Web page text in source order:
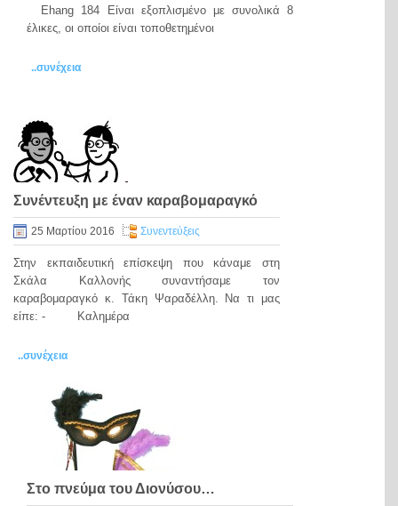
Ehang 184 Είναι εξοπλισμένο με συνολικά 8
έλικες, οι οποίοι είναι τοποθετημένοι
..συνέχεια
Συνέντευξη με έναν καραβομαραγκό
25 Μαρτίου 2016 Συνεντεύξεις
Στην εκπαιδευτική επίσκεψη που κάναμε στη
Σκάλα Καλλονής συναντήσαμε τον
καραβομαραγκό κ. Τάκη Ψαραδέλλη. Να τι μας
είπε: - Καλημέρα
..συνέχεια
Στο πνεύμα του Διονύσου…